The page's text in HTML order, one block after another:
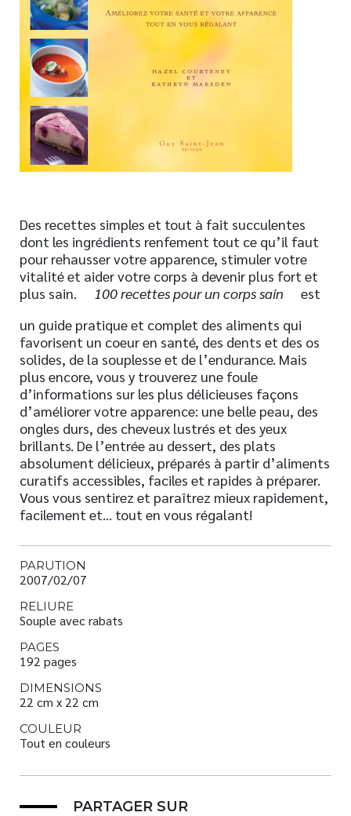
Nouveautés
Numérique
Livres audio
Meilleurs vendeurs
Page vedette
AUTEURS
Des recettes simples et tout à fait succulentes
dont les ingrédients renfement tout ce qu’il faut
pour rehausser votre apparence, stimuler votre
vitalité et aider votre corps à devenir plus fort et
plus sain.
100 recettes pour un corps sain
est
un guide pratique et complet des aliments qui
favorisent un coeur en santé, des dents et des os
solides, de la souplesse et de l’endurance. Mais
plus encore, vous y trouverez une foule
d’informations sur les plus délicieuses façons
d’améliorer votre apparence: une belle peau, des
ongles durs, des cheveux lustrés et des yeux
brillants. De l’entrée au dessert, des plats
absolument délicieux, préparés à partir d’aliments
curatifs accessibles, faciles et rapides à préparer.
Vous vous sentirez et paraîtrez mieux rapidement,
facilement et… tout en vous régalant!
PARUTION
2007/02/07
RELIURE
Souple avec rabats
PAGES
192 pages
DIMENSIONS
22 cm x 22 cm
COULEUR
Tout en couleurs
PARTAGER SUR